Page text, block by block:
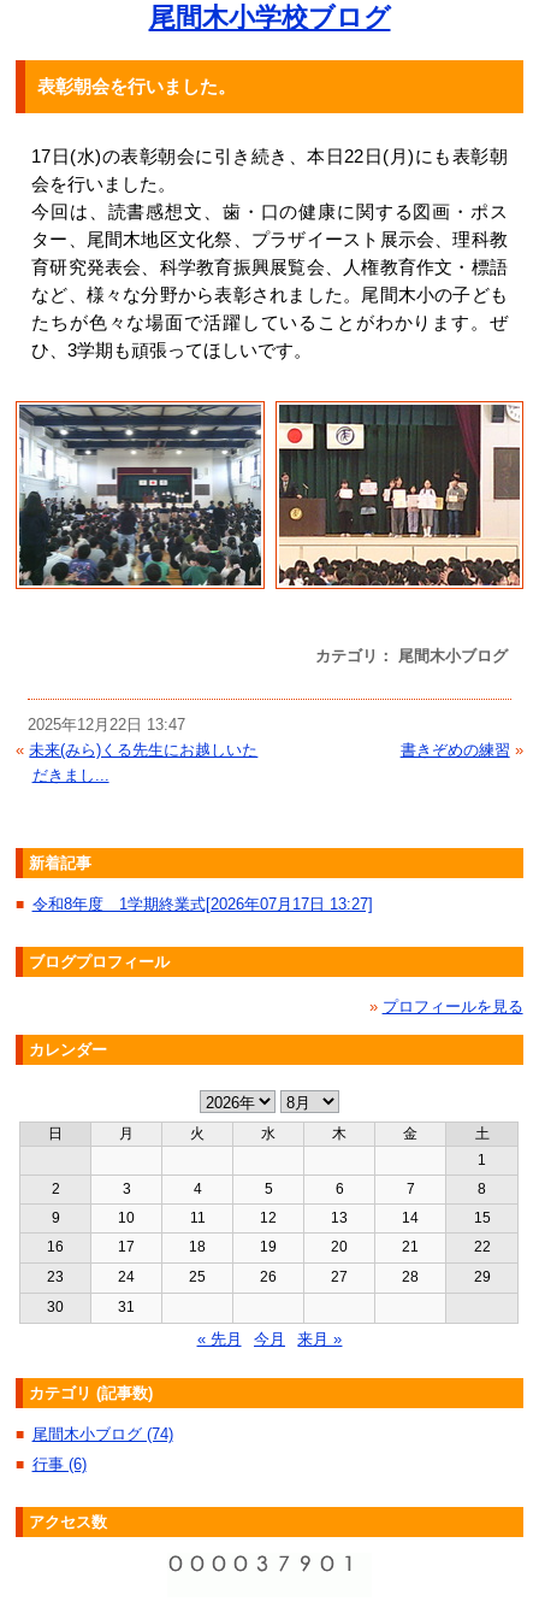
尾間木小学校ブログ
表彰朝会を行いました。
カテゴリ： 尾間木小ブログ
17日(水)の表彰朝会に引き続き、本日22日(月)にも表彰朝
会を行いました。
今回は、読書感想文、歯・口の健康に関する図画・ポス
ター、尾間木地区文化祭、プラザイースト展示会、理科教
育研究発表会、科学教育振興展覧会、人権教育作文・標語
など、様々な分野から表彰されました。尾間木小の子ども
たちが色々な場面で活躍していることがわかります。ぜ
ひ、3学期も頑張ってほしいです。
2025年12月22日 13:47
« 未来(みら)くる先生にお越しいた
だきまし...
書きぞめの練習 »
新着記事
■ 令和8年度 1学期終業式[2026年07月17日 13:27]
ブログプロフィール
» プロフィールを見る
カレンダー
日 月 火 水 木 金
土
1
2
3 4 5 6 7
8
9
10 11 12 13 14
15
16
17 18 19 20 21
22
23
24 25 26 27 28
29
30
31
« 先月 今月 来月 »
カテゴリ (記事数)
■ 尾間木小ブログ (74)
■ 行事 (6)
アクセス数